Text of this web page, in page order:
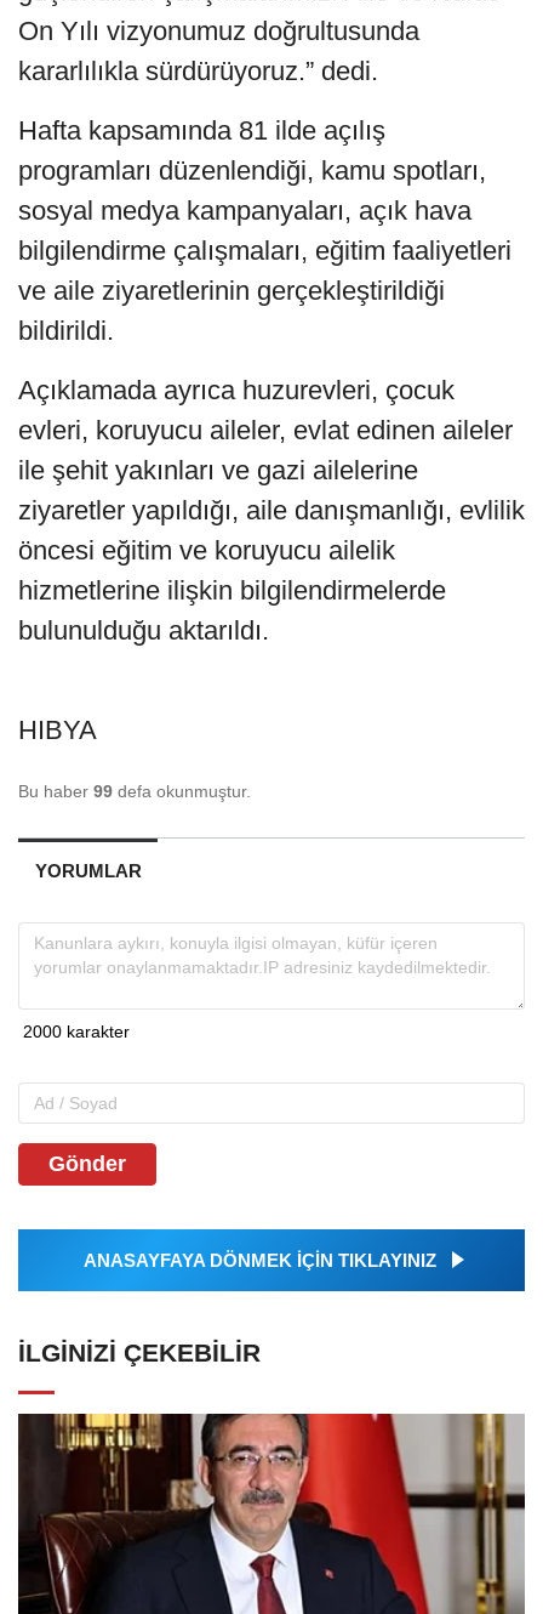
On Yılı vizyonumuz doğrultusunda
kararlılıkla sürdürüyoruz.” dedi.
Hafta kapsamında 81 ilde açılış
programları düzenlendiği, kamu spotları,
sosyal medya kampanyaları, açık hava
bilgilendirme çalışmaları, eğitim faaliyetleri
ve aile ziyaretlerinin gerçekleştirildiği
bildirildi.
Açıklamada ayrıca huzurevleri, çocuk
evleri, koruyucu aileler, evlat edinen aileler
ile şehit yakınları ve gazi ailelerine
ziyaretler yapıldığı, aile danışmanlığı, evlilik
öncesi eğitim ve koruyucu ailelik
hizmetlerine ilişkin bilgilendirmelerde
bulunulduğu aktarıldı.
HIBYA
Bu haber 99 defa okunmuştur.
YORUMLAR
Gönder
ANASAYFAYA DÖNMEK İÇİN TIKLAYINIZ
İLGINIZI ÇEKEBILIR